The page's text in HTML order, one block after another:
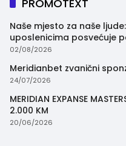
PROMOTEXT
Naše mjesto za naše
uposlenicima posvećuje
trenutak
02/08/2026
Meridianbet zvanični
24/07/2026
MERIDIAN EXPANSE
2.000 KM
20/06/2026